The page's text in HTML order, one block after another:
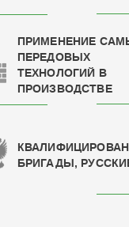
ПРИМЕНЕНИЕ
ПЕРЕДОВЫХ
ТЕХНОЛОГИЙ В
ПРОИЗВОДСТВЕ
КВАЛИФИЦИРОВАН
БРИГАДЫ,